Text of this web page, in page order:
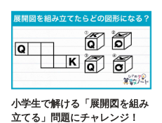
小学生で解ける「展開図を組み
立てる」問題にチャレンジ！